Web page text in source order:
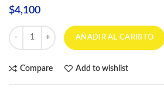
$4,100
PAPAS FRITAS JOJOSE SABOR CHILI
AÑADIR AL CARRITO
Compare Add to wishlist